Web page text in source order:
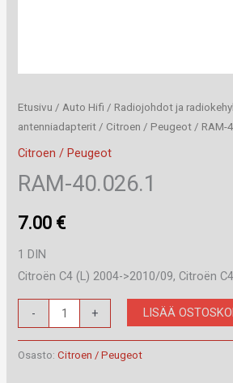
Etusivu / Auto Hifi / Radiojohdot ja
antenniadapterit / Citroen / Peugeot / RAM-
Citroen / Peugeot
RAM-40.026.1
7.00 €
1 DIN
Citroën C4 (L) 2004->2010/09, Citroën
-
40.026.1
määrä
+ LISÄÄ
Osasto:Citroen / Peugeot